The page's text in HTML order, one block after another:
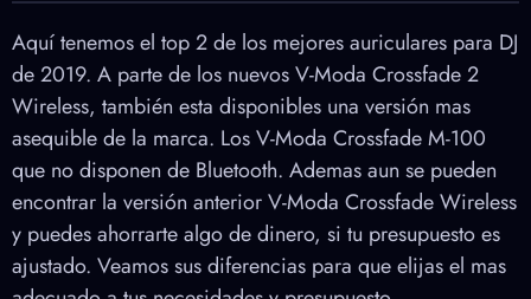
Aquí tenemos el top 2 de los mejores auriculares para DJ
de 2019. A parte de los nuevos V-Moda Crossfade 2
Wireless, también esta disponibles una versión mas
asequible de la marca. Los V-Moda Crossfade M-100
que no disponen de Bluetooth. Ademas aun se pueden
encontrar la versión anterior V-Moda Crossfade Wireless
y puedes ahorrarte algo de dinero, si tu presupuesto es
ajustado. Veamos sus diferencias para que elijas el mas